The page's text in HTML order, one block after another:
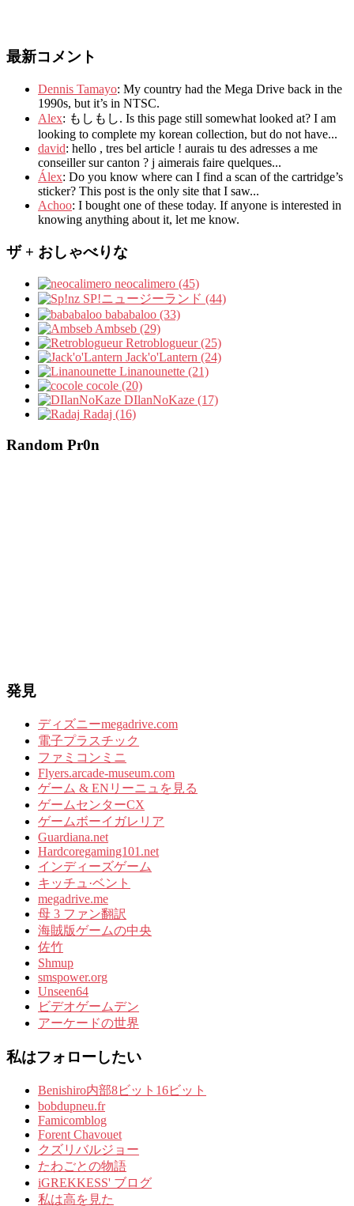
最新コメント
Dennis Tamayo: My country had the Mega Drive back in the
1990s, but it’s in NTSC.
Alex: もしもし. Is this page still somewhat looked at? I am
looking to complete my korean collection, but do not have...
david: hello , tres bel article ! aurais tu des adresses a me
conseiller sur canton ? j aimerais faire quelques...
Álex: Do you know where can I find a scan of the cartridge’s
sticker? This post is the only site that I saw...
Achoo: I bought one of these today. If anyone is interested in
knowing anything about it, let me know.
ザ + おしゃべりな
neocalimero (45)
SP!ニュージーランド (44)
bababaloo (33)
Ambseb (29)
Retroblogueur (25)
Jack'o'Lantern (24)
Linanounette (21)
cocole (20)
DIlanNoKaze (17)
Radaj (16)
Random Pr0n
発見
ディズニーmegadrive.com
電子プラスチック
ファミコンミニ
Flyers.arcade-museum.com
ゲーム & ENリーニュを見る
ゲームセンターCX
ゲームボーイガレリア
Guardiana.net
Hardcoregaming101.net
インディーズゲーム
キッチュ·ベント
megadrive.me
母 3 ファン翻訳
海賊版ゲームの中央
佐竹
Shmup
smspower.org
Unseen64
ビデオゲームデン
アーケードの世界
私はフォローしたい
Benishiro内部8ビット16ビット
bobdupneu.fr
Famicomblog
Forent Chavouet
クズリバルジョー
たわごとの物語
iGREKKESS' ブログ
私は高を見た